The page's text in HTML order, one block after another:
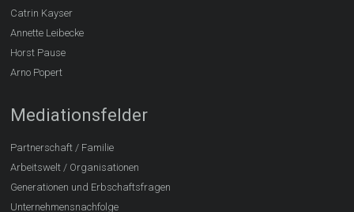
Catrin Kayser
Annette Leibecke
Horst Pause
Arno Popert
Mediationsfelder
Partnerschaft / Familie
Arbeitswelt / Organisationen
Generationen und Erbschaftsfragen
Unternehmensnachfolge